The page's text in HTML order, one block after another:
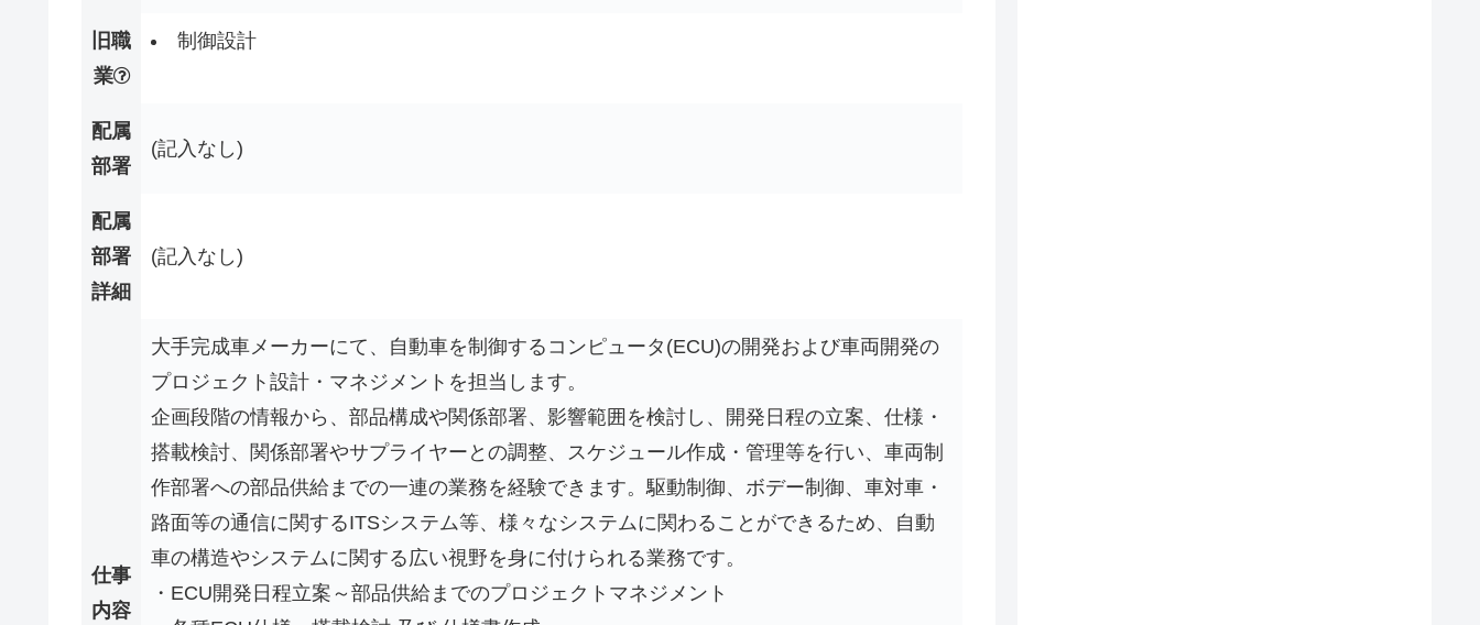
旧職
業
制御設計
配属
部署
(記入なし)
配属
部署
詳細
(記入なし)
仕事
内容
大手完成車メーカーにて、自動車を制御するコンピュータ(ECU)の開発および車両開発の
プロジェクト設計・マネジメントを担当します。
企画段階の情報から、部品構成や関係部署、影響範囲を検討し、開発日程の立案、仕様・
搭載検討、関係部署やサプライヤーとの調整、スケジュール作成・管理等を行い、車両制
作部署への部品供給までの一連の業務を経験できます。駆動制御、ボデー制御、車対車・
路面等の通信に関するITSシステム等、様々なシステムに関わることができるため、自動
車の構造やシステムに関する広い視野を身に付けられる業務です。
・ECU開発日程立案～部品供給までのプロジェクトマネジメント